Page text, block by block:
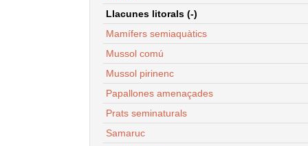
Llacunes litorals (-)
Mamífers semiaquàtics
Mussol comú
Mussol pirinenc
Papallones amenaçades
Prats seminaturals
Samaruc